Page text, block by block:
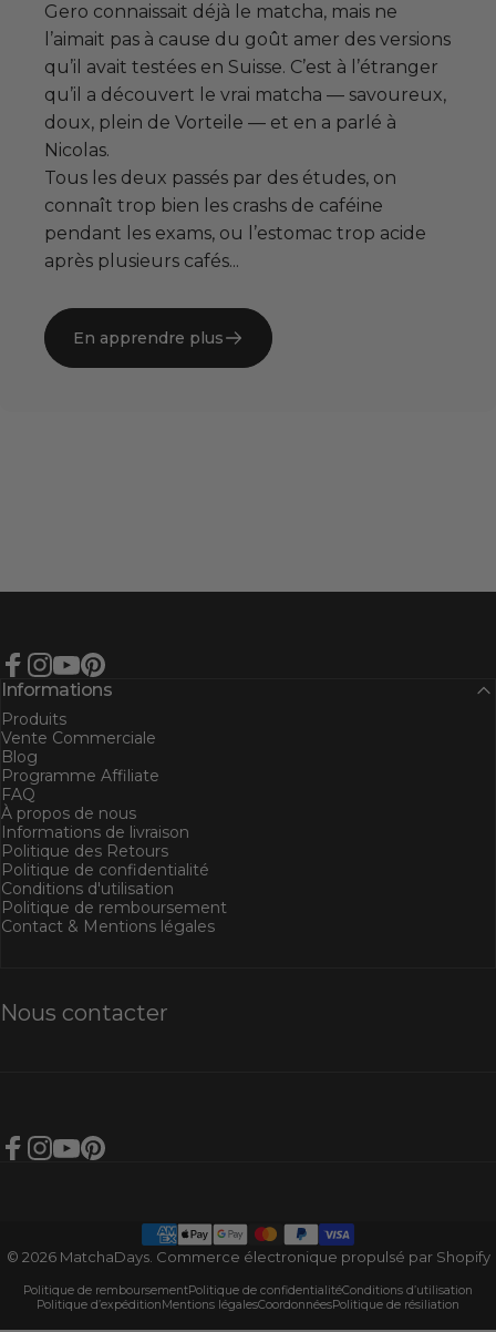
Gero connaissait déjà le matcha, mais ne
l’aimait pas à cause du goût amer des versions
qu’il avait testées en Suisse. C’est à l’étranger
qu’il a découvert le vrai matcha — savoureux,
doux, plein de Vorteile — et en a parlé à
Nicolas.
Tous les deux passés par des études, on
connaît trop bien les crashs de caféine
pendant les exams, ou l’estomac trop acide
après plusieurs cafés...
En apprendre plus
Facebook
Instagram
YouTube
Pinterest
Informations
Produits
Vente Commerciale
Blog
Programme Affiliate
FAQ
À propos de nous
Informations de livraison
Politique des Retours
Politique de confidentialité
Conditions d'utilisation
Politique de remboursement
Contact & Mentions légales
Nous contacter
© 2026 MatchaDays. Commerce électronique propulsé par Shopify
Politique de remboursementPolitique de confidentialitéConditions d’utilisation
Politique d’expéditionMentions légalesCoordonnéesPolitique de résiliation